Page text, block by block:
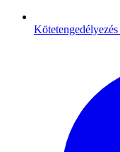
Kötetengedélyezés